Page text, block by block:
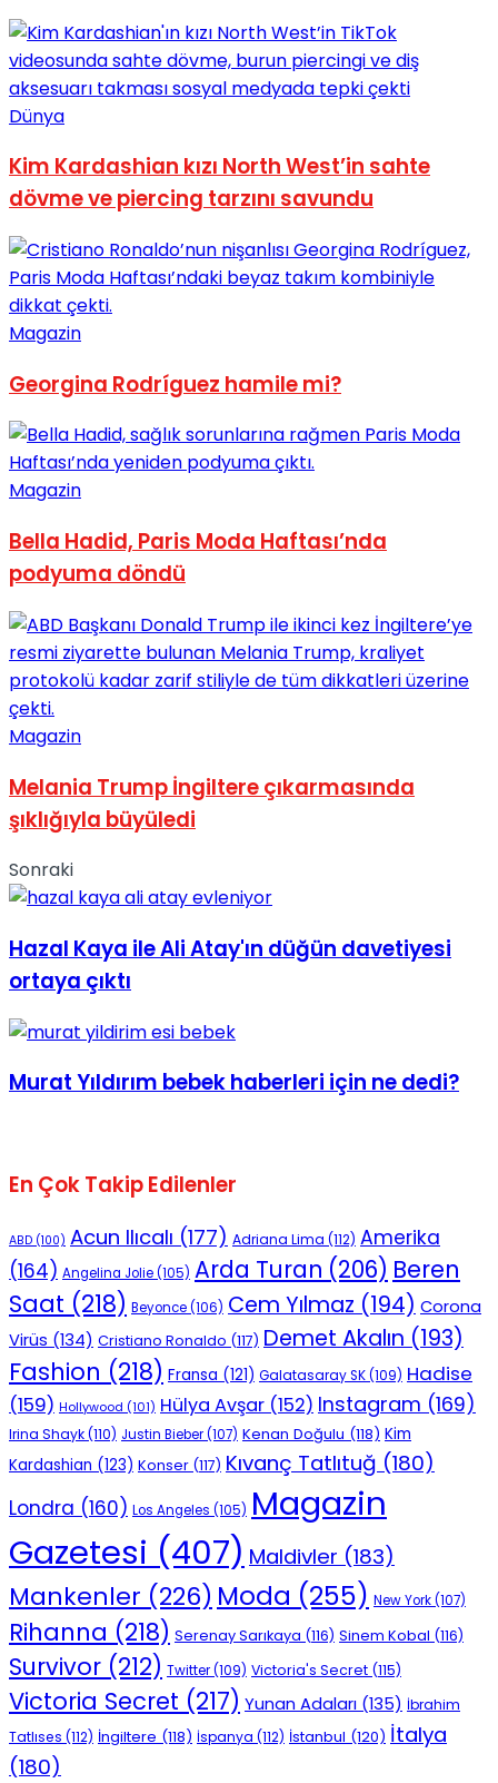
No Result
View All Result
Dünya
Kim Kardashian kızı North West’in sahte
dövme ve piercing tarzını savundu
Magazin
Georgina Rodríguez hamile mi?
Magazin
Bella Hadid, Paris Moda Haftası’nda
podyuma döndü
Magazin
Melania Trump İngiltere çıkarmasında
şıklığıyla büyüledi
Sonraki
Hazal Kaya ile Ali Atay'ın düğün davetiyesi
ortaya çıktı
Murat Yıldırım bebek haberleri için ne dedi?
En Çok Takip Edilenler
ABD (100) Acun Ilıcalı (177) Adriana Lima (112) Amerika
(164) Angelina Jolie(105) Arda Turan (206) Beren
Saat (218) Beyonce(106) Cem Yılmaz (194) Corona
Virüs (134) Cristiano Ronaldo (117) Demet Akalın (193)
Fashion (218) Fransa (121) Galatasaray SK(109) Hadise
(159) Hollywood (101) Hülya Avşar (152) Instagram (169)
Irina Shayk(110) Justin Bieber(107) Kenan Doğulu (118) Kim
Kardashian (123) Konser (117) Kıvanç Tatlıtuğ (180)
Londra (160) Los Angeles (105) Magazin
Gazetesi (407) Maldivler (183)
Mankenler (226) Moda (255) New York(107)
Rihanna (218) Serenay Sarıkaya (116) Sinem Kobal (116)
Survivor (212) Twitter(109) Victoria's Secret (115)
Victoria Secret (217) Yunan Adaları (135) İbrahim
Tatlıses (112) İngiltere (118) İspanya (112) İstanbul (120) İtalya
(180)